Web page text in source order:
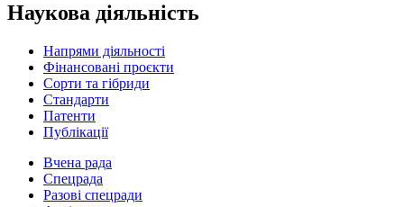
Наукова діяльність
Напрями діяльності
Фінансовані проєкти
Сорти та гібриди
Стандарти
Патенти
Публікації
Вчена рада
Спецрада
Разові спецради